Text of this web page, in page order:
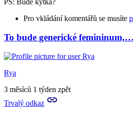
PS: Bude kytka?
Pro vkládání komentářů se musíte
To bude generické femininum,…
Rya
3 měsíců 1 týden zpět
Trvalý odkaz